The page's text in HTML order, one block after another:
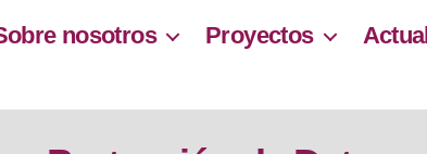
nosotros Proyectos Actual